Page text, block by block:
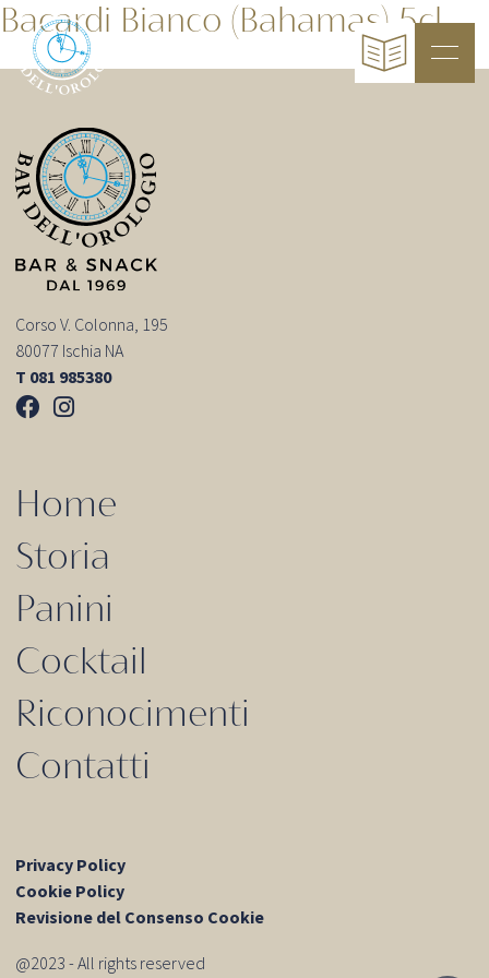
Bacardi Bianco (Bahamas) 5cl
Corso V. Colonna, 195
80077 Ischia NA
T 081 985380
Home
Storia
Panini
Cocktail
Riconocimenti
Contatti
Privacy Policy
Cookie Policy
Revisione del Consenso Cookie
@2023 - All rights reserved